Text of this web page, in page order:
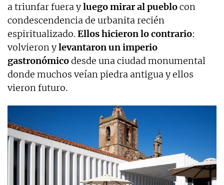
a triunfar fuera yluego mirar al pueblocon
condescendencia de urbanita recién
espiritualizado.Ellos hicieron lo contrario:
volvieron ylevantaron un imperio
gastronómicodesde una ciudad monumental
donde muchos veían piedra antigua y ellos
vieron futuro.